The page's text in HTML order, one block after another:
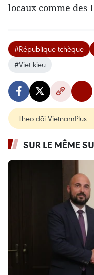
locaux comme des
#République tchèque
#Viet kieu
Theo dõi VietnamPlus
SUR LE MÊME